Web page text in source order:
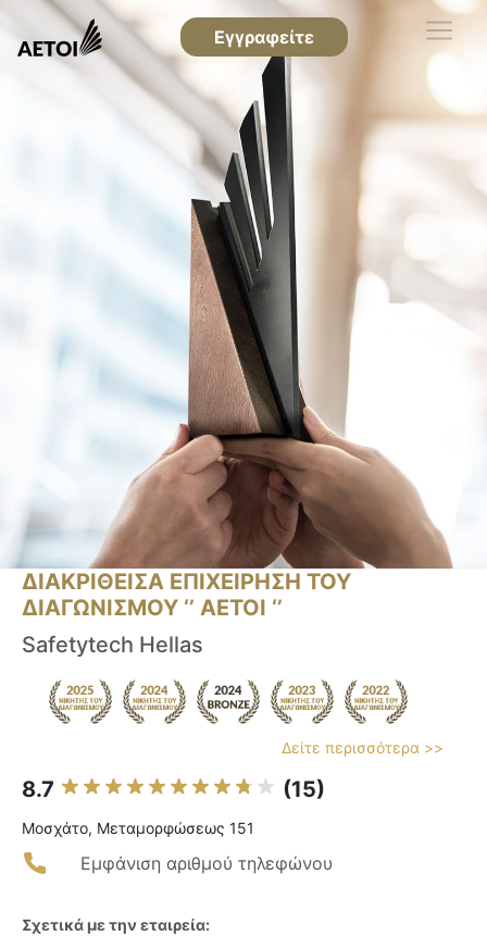
Εγγραφείτε
ΔΙΑΚΡΙΘΕΙΣΑ ΕΠΙΧΕΙΡΗΣΗ ΤΟΥ
ΔΙΑΓΩΝΙΣΜΟΥ ‘’ ΑΕΤΟΙ ‘’
Safetytech Hellas
Δείτε περισσότερα >>
8.7 (15)
Μοσχάτο, Μεταμορφώσεως 151
Εμφάνιση αριθμού τηλεφώνου
Σχετικά με την εταιρεία: